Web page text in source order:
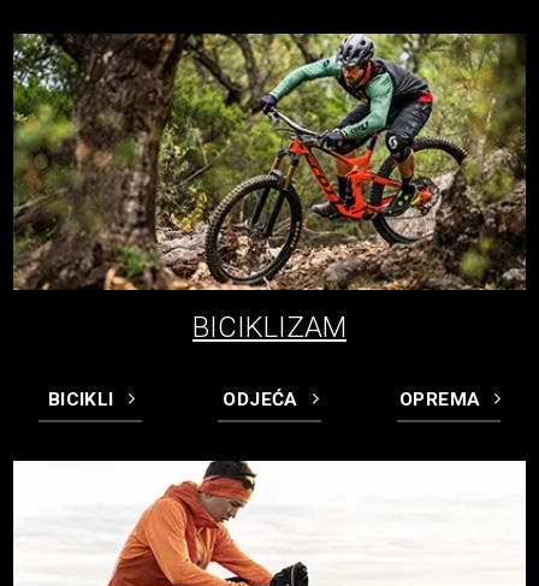
BICIKLIZAM
BICIKLI ODJEĆA OPREMA